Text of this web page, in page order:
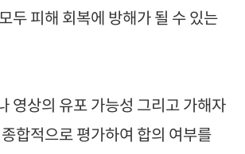
두 피해 회복에 방해가 될 수 있는
영상의 유포 가능성 그리고 가해자
합적으로 평가하여 합의 여부를